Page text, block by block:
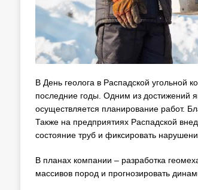
В День геолога в Распадской угольной
последние годы. Одним из достижений
осуществляется планирование работ.
Также на предприятиях Распадской
состояние труб и фиксировать
В планах компании – разработка
массивов пород и прогнозировать